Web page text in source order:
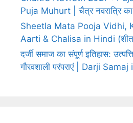
Puja Muhurt | चैत्र नवरात्रि का
Sheetla Mata Pooja Vidhi,
Aarti & Chalisa in Hindi
दर्जी समाज का संपूर्ण इतिहास:
गौरवशाली परंपराएं | Darji